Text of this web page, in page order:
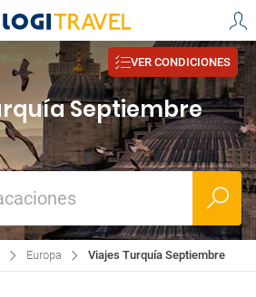
VER CONDICIONES
Septiembre
Europa Viajes Turquía Septiembre